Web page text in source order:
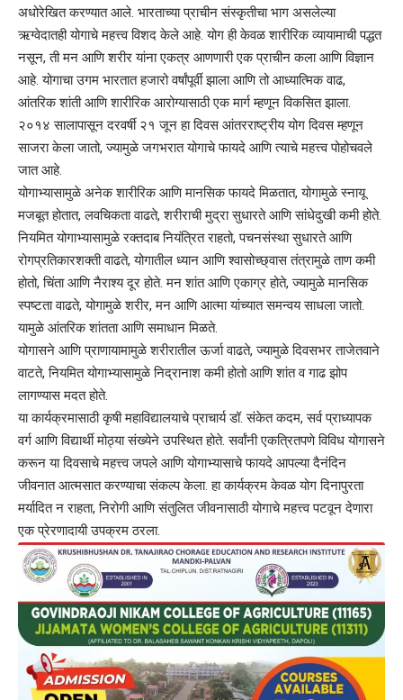
अधोरेखित करण्यात आले. भारताच्या प्राचीन संस्कृतीचा भाग असलेल्या
ऋग्वेदातही योगाचे महत्त्व विशद केले आहे. योग ही केवळ शारीरिक व्यायामाची पद्धत
नसून, ती मन आणि शरीर यांना एकत्र आणणारी एक प्राचीन कला आणि विज्ञान
आहे. योगाचा उगम भारतात हजारो वर्षांपूर्वी झाला आणि तो आध्यात्मिक वाढ,
आंतरिक शांती आणि शारीरिक आरोग्यासाठी एक मार्ग म्हणून विकसित झाला.
२०१४ सालापासून दरवर्षी २१ जून हा दिवस आंतरराष्ट्रीय योग दिवस म्हणून
साजरा केला जातो, ज्यामुळे जगभरात योगाचे फायदे आणि त्याचे महत्त्व पोहोचवले
जात आहे.
योगाभ्यासामुळे अनेक शारीरिक आणि मानसिक फायदे मिळतात, योगामुळे स्नायू
मजबूत होतात, लवचिकता वाढते, शरीराची मुद्रा सुधारते आणि सांधेदुखी कमी होते.
नियमित योगाभ्यासामुळे रक्तदाब नियंत्रित राहतो, पचनसंस्था सुधारते आणि
रोगप्रतिकारशक्ती वाढते, योगातील ध्यान आणि श्वासोच्छ्वास तंत्रामुळे ताण कमी
होतो, चिंता आणि नैराश्य दूर होते. मन शांत आणि एकाग्र होते, ज्यामुळे मानसिक
स्पष्टता वाढते, योगामुळे शरीर, मन आणि आत्मा यांच्यात समन्वय साधला जातो.
यामुळे आंतरिक शांतता आणि समाधान मिळते.
योगासने आणि प्राणायामामुळे शरीरातील ऊर्जा वाढते, ज्यामुळे दिवसभर ताजेतवाने
वाटते, नियमित योगाभ्यासामुळे निद्रानाश कमी होतो आणि शांत व गाढ झोप
लागण्यास मदत होते.
या कार्यक्रमासाठी कृषी महाविद्यालयाचे प्राचार्य डॉ. संकेत कदम, सर्व प्राध्यापक
वर्ग आणि विद्यार्थी मोठ्या संख्येने उपस्थित होते. सर्वांनी एकत्रितपणे विविध योगासने
करून या दिवसाचे महत्त्व जपले आणि योगाभ्यासाचे फायदे आपल्या दैनंदिन
जीवनात आत्मसात करण्याचा संकल्प केला. हा कार्यक्रम केवळ योग दिनापुरता
मर्यादित न राहता, निरोगी आणि संतुलित जीवनासाठी योगाचे महत्त्व पटवून देणारा
एक प्रेरणादायी उपक्रम ठरला.